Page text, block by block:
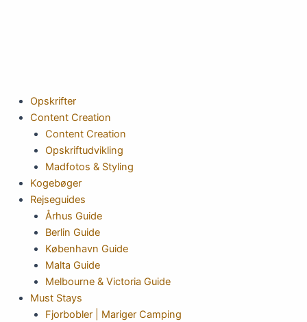
Opskrifter
Content Creation
Content Creation
Opskriftudvikling
Madfotos & Styling
Kogebøger
Rejseguides
Århus Guide
Berlin Guide
København Guide
Malta Guide
Melbourne & Victoria Guide
Must Stays
Fjorbobler | Mariger Camping